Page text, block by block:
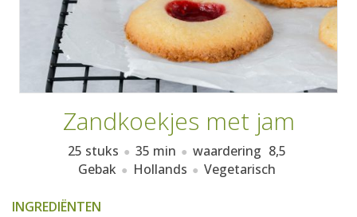
Zandkoekjes met jam
25 stuks 35 min waardering 8,5
Gebak
Hollands Vegetarisch
INGREDIËNTEN